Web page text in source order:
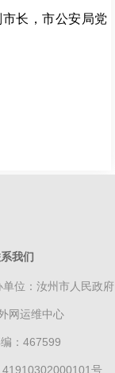
长，市公安局党
我们
位：汝州市人民政府
网运维中心
：467599
41910302000101号